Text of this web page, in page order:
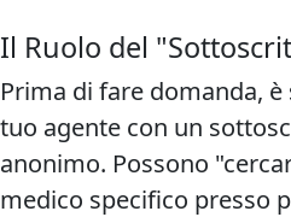
Il Ruolo del
Prima di fare domanda,
tuo agente con un
anonimo. Possono
medico specifico presso